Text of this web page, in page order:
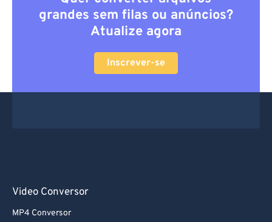
grandes sem filas ou anúncios?
Atualize agora
Inscrever-se
Video Conversor
MP4 Conversor